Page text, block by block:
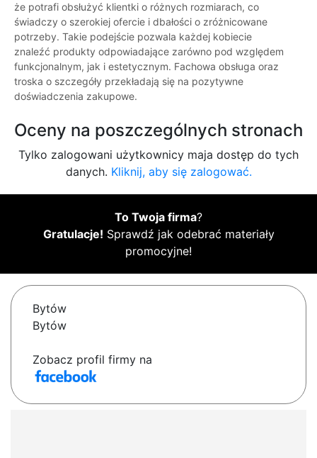
że potrafi obsłużyć klientki o różnych rozmiarach, co
świadczy o szerokiej ofercie i dbałości o zróżnicowane
potrzeby. Takie podejście pozwala każdej kobiecie
znaleźć produkty odpowiadające zarówno pod względem
funkcjonalnym, jak i estetycznym. Fachowa obsługa oraz
troska o szczegóły przekładają się na pozytywne
doświadczenia zakupowe.
Oceny na poszczególnych stronach
Tylko zalogowani użytkownicy maja dostęp do tych
danych. Kliknij, aby się zalogować.
To Twoja firma?
Gratulacje! Sprawdź jak odebrać materiały
promocyjne!
Bytów
Bytów
Zobacz profil firmy na